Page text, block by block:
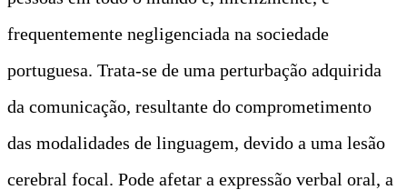
frequentemente negligenciada na sociedade
portuguesa. Trata-se de uma perturbação adquirida
da comunicação, resultante do comprometimento
das modalidades de linguagem, devido a uma lesão
cerebral focal. Pode afetar a expressão verbal oral, a